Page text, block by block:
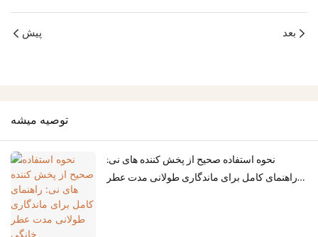
پیش بعد
توصيه ميشه
نحوه استفاده صحیح از پخش کننده های نی:
راهنمای کامل برای ماندگاری طولانی مدت عطر